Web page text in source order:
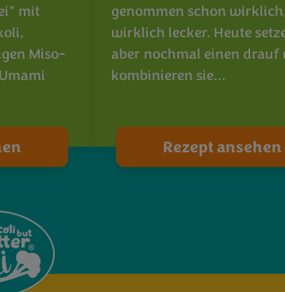
mit
Miso-
genommen schon
wirklich lecker. Heute
aber nochmal einen drauf
kombinieren sie…
Rezept ansehen